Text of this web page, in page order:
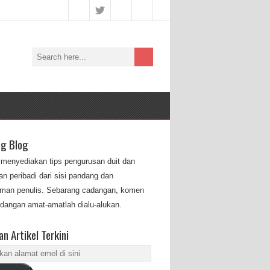
Blog
tips pengurusan duit dan
peribadi dari sisi pandang dan
penulis. Sebarang cadangan, komen
amat-amatlah dialu-alukan.
Artikel Terkini